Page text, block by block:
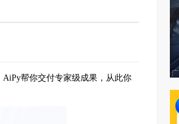
帮你交付专家级成果，从此你